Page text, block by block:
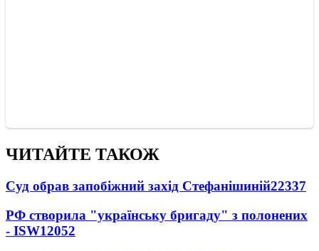
ЧИТАЙТЕ ТАКОЖ
Суд обрав запобіжний захід Стефанішиній22337
РФ створила "українську бригаду" з полонених
- ISW12052